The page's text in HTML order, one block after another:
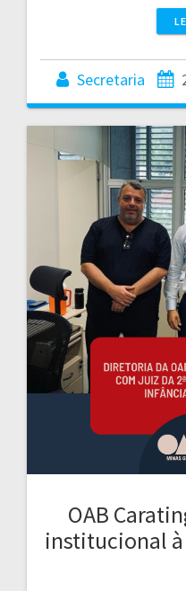
Secretaria
OAB
institucional à